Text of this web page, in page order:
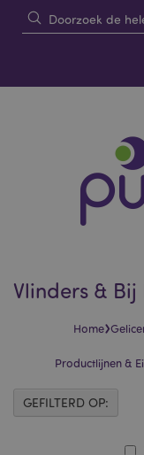
Vlinders &
Home›
Productlijnen &
GEFILTERD OP: